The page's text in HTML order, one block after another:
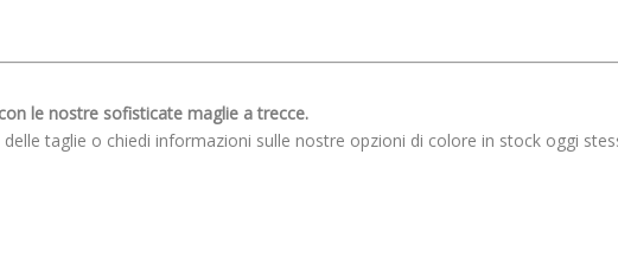
le nostre sofisticate maglie a trecce.
taglie o chiedi informazioni sulle nostre opzioni di colore in stock oggi